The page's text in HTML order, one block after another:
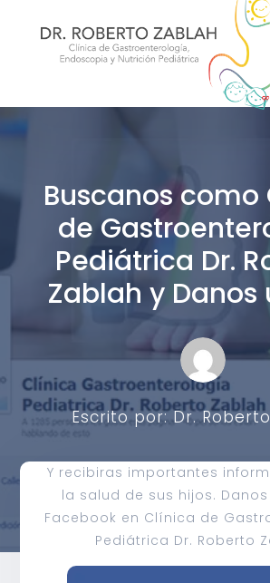
Buscanos como
de
Pediátrica Dr.
Zablah y Danos
Escrito por:Dr.
Y recibiras importantes
la salud de sus hijos. Danos
Facebook en Clínica de
Pediátrica Dr. Roberto